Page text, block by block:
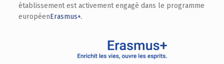
établissement est activement engagé dans le programme
européenErasmus+.